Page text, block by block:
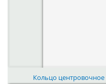
Кольцо центровочное